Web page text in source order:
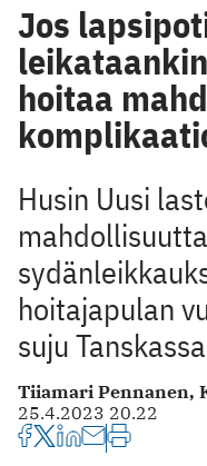
Jos
hoitaa
Husin Uusi
hoitajapulan
suju
Tiiamari Pennanen,
25.4.2023 20.22